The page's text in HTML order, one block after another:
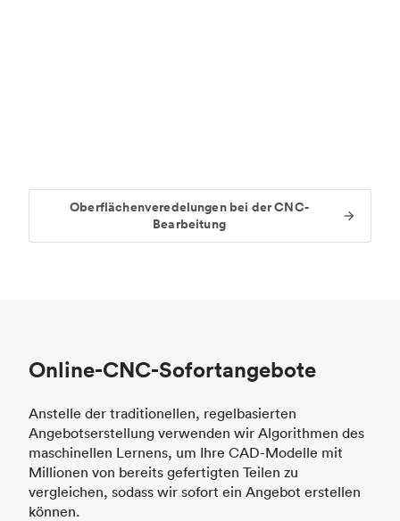
Oberflächenveredelungen bei der CNC-
Bearbeitung
Online-CNC-Sofortangebote
Anstelle der traditionellen, regelbasierten
Angebotserstellung verwenden wir Algorithmen des
maschinellen Lernens, um Ihre CAD-Modelle mit
Millionen von bereits gefertigten Teilen zu
vergleichen, sodass wir sofort ein Angebot erstellen
können.